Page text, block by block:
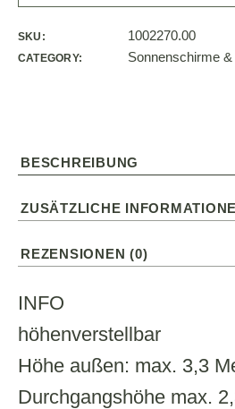
SKU: 1002270.00
CATEGORY: Sonnenschirme
BESCHREIBUNG
ZUSÄTZLICHE
REZENSIONEN (0)
INFO
höhenverstellbar
Höhe außen: max. 3,3
Durchgangshöhe max.